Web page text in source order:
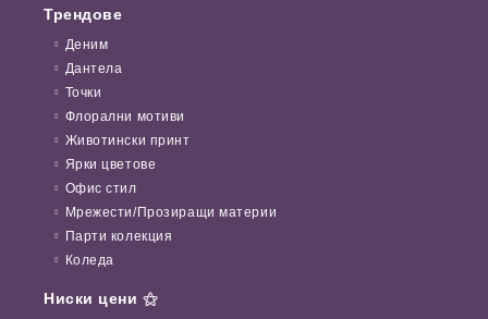
Трендове
Деним
Дантела
Точки
Флорални мотиви
Животински принт
Ярки цветове
Офис стил
Мрежести/Прозиращи материи
Парти колекция
Коледа
Ниски цени ⚝